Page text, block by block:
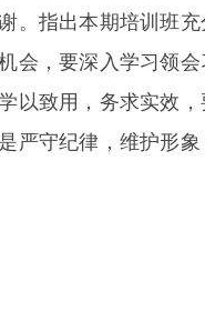
指出本期培训班充
会，要深入学习领
以致用，务求实效
严守纪律，维护形